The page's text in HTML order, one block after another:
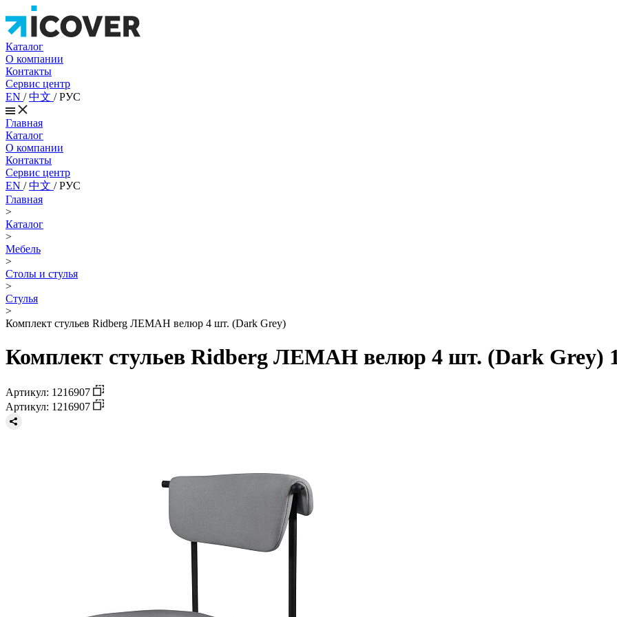
Каталог
О компании
Контакты
Сервис центр
EN /中文 /РУС
Главная
Каталог
О компании
Контакты
Сервис центр
EN /中文 /РУС
Главная
>
Каталог
>
Мебель
>
Столы и стулья
>
Стулья
>
Комплект стульев Ridberg ЛЕМАН велюр 4 шт. (Dark Grey)
Комплект стульев Ridberg ЛЕМАН велюр 4 шт. (Dark Grey)
Артикул: 1216907
Артикул: 1216907